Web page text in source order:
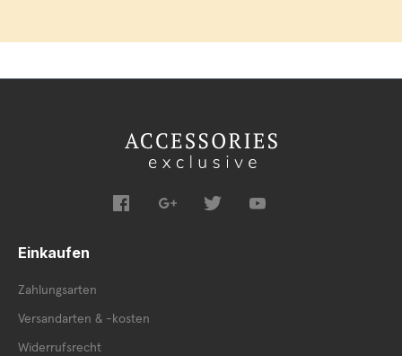
Einkaufen
Zahlungsarten
Versandarten & -kosten
Widerrufsrecht